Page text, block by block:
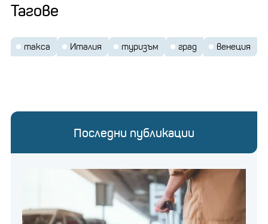
Тагове
такса Италия туризъм град венеция
Последни публикации